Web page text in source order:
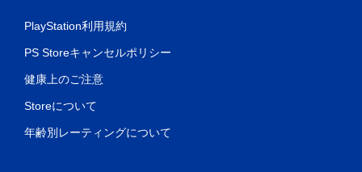
PlayStation利用規約
PS Storeキャンセルポリシー
健康上のご注意
Storeについて
年齢別レーティングについて